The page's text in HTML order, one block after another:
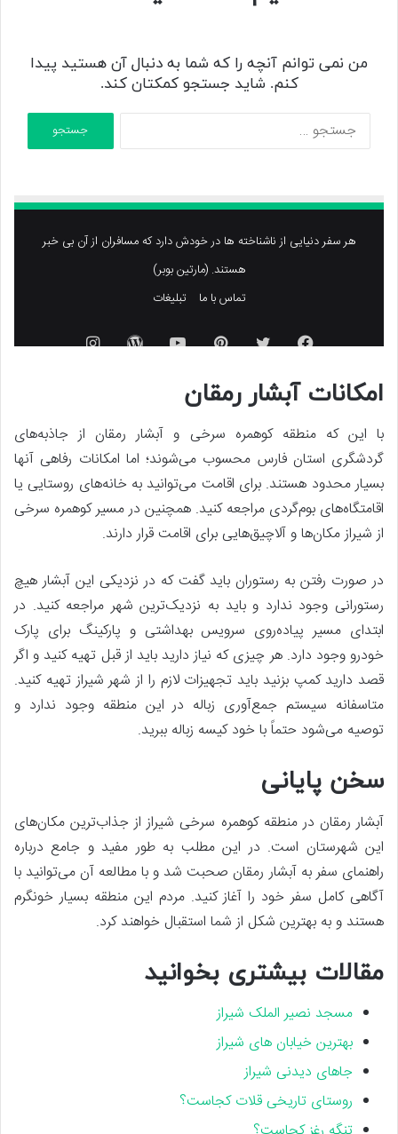
امکانات آبشار رمقان
با این که منطقه کوهمره سرخی و آبشار رمقان از جاذبه‌های
گردشگری استان فارس محسوب می‌شوند؛ اما امکانات رفاهی آنها
بسیار محدود هستند. برای اقامت می‌توانید به خانه‌های روستایی یا
اقامتگاه‌های بوم‌گردی مراجعه کنید. همچنین در مسیر کوهمره سرخی
از شیراز مکان‌ها و آلاچیق‌هایی برای اقامت قرار دارند.
در صورت رفتن به رستوران باید گفت که در نزدیکی این آبشار هیچ
رستورانی وجود ندارد و باید به نزدیک‌ترین شهر مراجعه کنید. در
ابتدای مسیر پیاده‌روی سرویس بهداشتی و پارکینگ برای پارک
خودرو وجود دارد. هر چیزی که نیاز دارید باید از قبل تهیه کنید و اگر
قصد دارید کمپ بزنید باید تجهیزات لازم را از شهر شیراز تهیه کنید.
متاسفانه سیستم جمع‌آوری زباله در این منطقه وجود ندارد و
توصیه می‌شود حتماً با خود کیسه زباله ببرید.
سخن پایانی
آبشار رمقان در منطقه کوهمره سرخی شیراز از جذاب‌ترین مکان‌های
این شهرستان است. در این مطلب به طور مفید و جامع درباره
راهنمای سفر به آبشار رمقان صحبت شد و با مطالعه آن می‌توانید با
آگاهی کامل سفر خود را آغاز کنید. مردم این منطقه بسیار خونگرم
هستند و به بهترین شکل از شما استقبال خواهند کرد.
مقالات بیشتری بخوانید
مسجد نصیر الملک شیراز
بهترین خیابان های شیراز
جاهای دیدنی شیراز
روستای تاریخی قلات کجاست؟